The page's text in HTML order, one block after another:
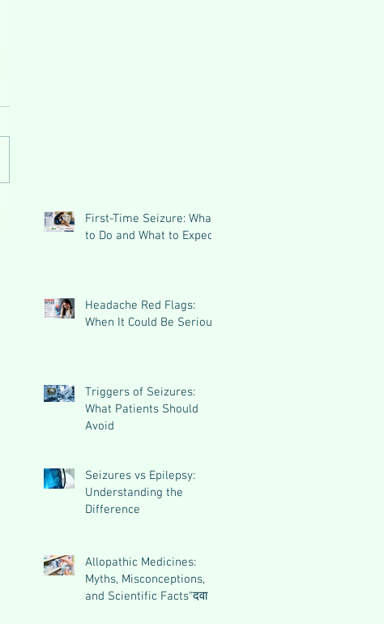
First-Time Seizure: What
to Do and What to Expect
Headache Red Flags:
When It Could Be Serious
Triggers of Seizures:
What Patients Should
Avoid
Seizures vs Epilepsy:
Understanding the
Difference
Allopathic Medicines:
Myths, Misconceptions,
and Scientific Facts“दवा से